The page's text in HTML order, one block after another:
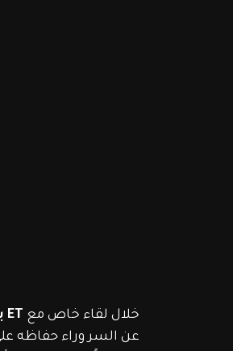
خلال لقاء خاص مع ET بالعربي
عن السر وراء حفاظه